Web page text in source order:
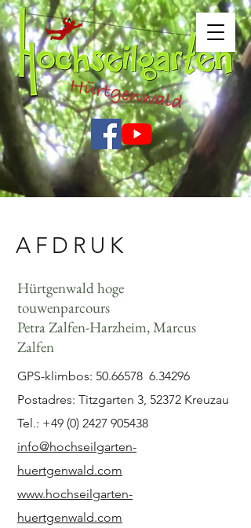
AFDRUK
Hürtgenwald hoge
touwenparcours
Petra Zalfen-Harzheim, Marcus
Zalfen
GPS-klimbos: 50.66578 6.34296
Postadres: Titzgarten 3, 52372 Kreuzau
Tel.: +49 (0) 2427 905438
info@hochseilgarten-
huertgenwald.com
www.hochseilgarten-
huertgenwald.com